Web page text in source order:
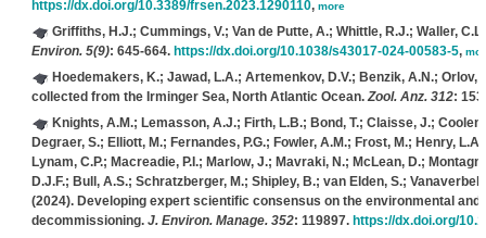
https://dx.doi.org/10.3389/frsen.2023.1290110, more
Griffiths, H.J.; Cummings, V.; Van de Putte, A.; Whittle, R.J.; Waller, C.L.
Environ. 5(9): 645-664. https://dx.doi.org/10.1038/s43017-024-00583-5,
Hoedemakers, K.; Jawad, L.A.; Artemenkov, D.V.; Benzik, A.N.; Orlov,
collected from the Irminger Sea, North Atlantic Ocean.Zool. Anz. 312:
Knights, A.M.; Lemasson, A.J.; Firth, L.B.; Bond, T.; Claisse, J.;
Degraer, S.; Elliott, M.; Fernandes, P.G.; Fowler, A.M.; Frost, M.; Henry,
Lynam, C.P.; Macreadie, P.I.; Marlow, J.; Mavraki, N.; McLean, D.;
D.J.F.; Bull, A.S.; Schratzberger, M.; Shipley, B.; van Elden, S.;
(2024). Developing expert scientific consensus on the environmental
decommissioning. J. Environ. Manage. 352: 119897. https://dx.doi.org/